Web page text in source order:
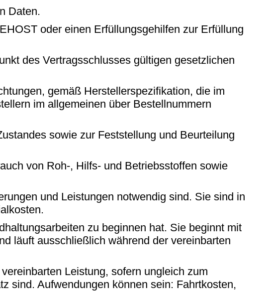
Daten.
oder einen Erfüllungsgehilfen zur Erfüllung
des Vertragsschlusses gültigen gesetzlichen
gemäß Herstellerspezifikation, die im
im allgemeinen über Bestellnummern
sowie zur Feststellung und Beurteilung
von Roh-, Hilfs- und Betriebsstoffen sowie
und Leistungen notwendig sind. Sie sind in
zu beginnen hat. Sie beginnt mit
läuft ausschließlich während der vereinbarten
Leistung, sofern ungleich zum
sind. Aufwendungen können sein: Fahrtkosten,